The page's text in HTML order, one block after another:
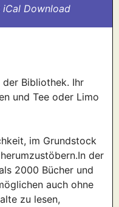
iCal Download
Bibliothek. Ihr
und Tee oder Limo
im Grundstock
der
2000 Bücher und
auch ohne
zu lesen,